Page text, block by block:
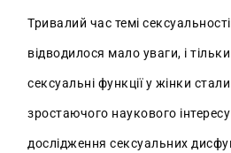
Тривалий час темі
відводилося мало уваги, і
сексуальні функції у жінки
зростаючого наукового інтересу
дослідження сексуальних